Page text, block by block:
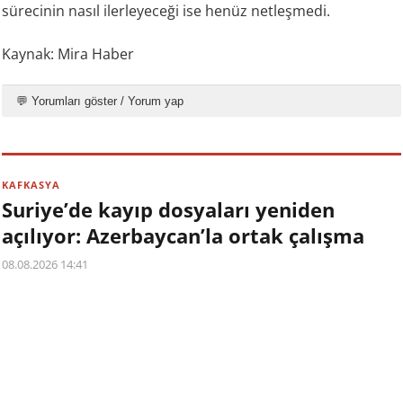
sürecinin nasıl ilerleyeceği ise henüz netleşmedi.
Kaynak: Mira Haber
💬 Yorumları göster / Yorum yap
KAFKASYA
Suriye’de kayıp dosyaları yeniden
açılıyor: Azerbaycan’la ortak çalışma
08.08.2026 14:41